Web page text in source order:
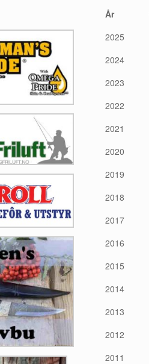
År
2025
2024
2023
2022
2021
2020
2019
2018
2017
2016
2015
2014
2013
2012
2011